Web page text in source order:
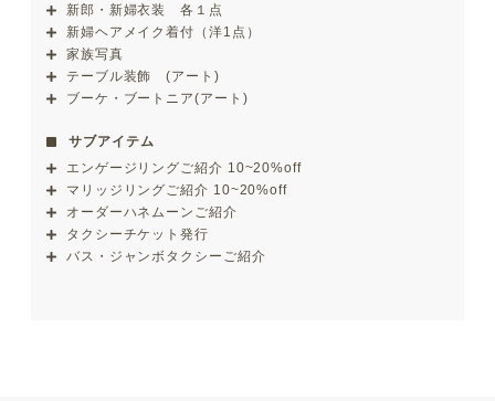
新郎・新婦衣装 各１点
新婦ヘアメイク着付（洋1点）
家族写真
テーブル装飾 (アート)
ブーケ・ブートニア(アート)
サブアイテム
エンゲージリングご紹介 10~20%off
マリッジリングご紹介 10~20%off
オーダーハネムーンご紹介
タクシーチケット発行
バス・ジャンボタクシーご紹介